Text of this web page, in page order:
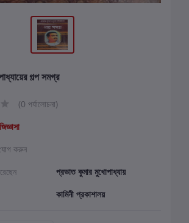
গল্প সমগ্র
(0 পর্যালোচনা)
যোগ করুন
প্রভাত কুমার মুখোপাধ্যায়
কামিনী প্রকাশালয়